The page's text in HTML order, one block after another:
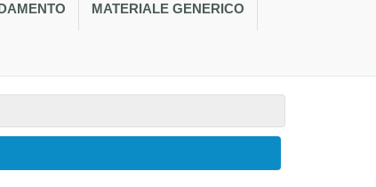
MATERIALE GENERICO